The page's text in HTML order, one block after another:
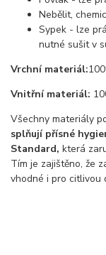
Nebělit,
Sypek - lze
nutné sušit v
Vrchní materiál:
Vnitřní materiál:
Všechny materiály
splňují přísné
Standard, která
Tím je zajištěno, že
vhodné i pro citlivou